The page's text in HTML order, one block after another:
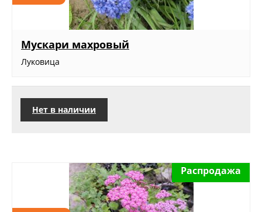
Мускари махровый
Луковица
Нет в наличии
Распродажа